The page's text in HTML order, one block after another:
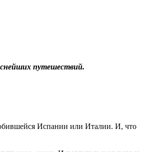
путешествий.
Испании или Италии. И, что